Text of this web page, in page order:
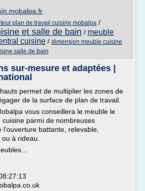
plan de travail cuisine mobalpa /
et salle de bain / meuble
cuisine / dimension meuble cuisine
salle de bain
sur-mesure et adaptées |
permet de multiplier les zones de
de la surface de plan de travail.
vous conseillera le meuble le
cuisine parmi de nombreuses
l'ouverture battante, relevable,
à rideau.